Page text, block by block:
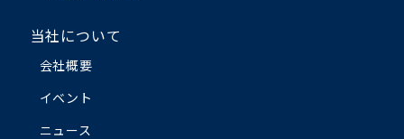
当社について
会社概要
イベント
ニュース